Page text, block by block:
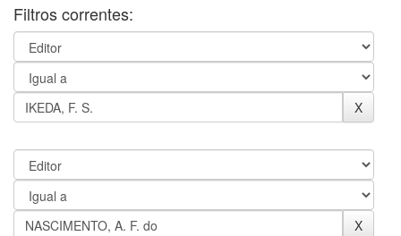
Filtros correntes: